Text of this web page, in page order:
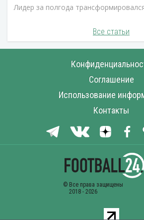
Лидер за полгода
Все статьи
Соглашение
Использование
Контакты